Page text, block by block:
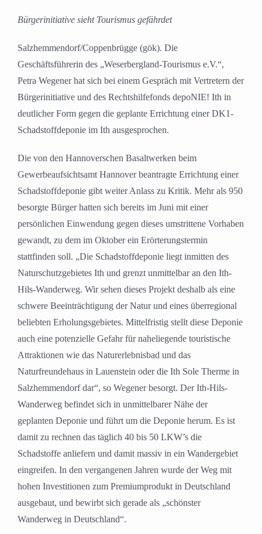
Bürgerinitiative sieht Tourismus gefährdet
Salzhemmendorf/Coppenbrügge (gök). Die
Geschäftsführerin des „Weserbergland-Tourismus e.V.“,
Petra Wegener hat sich bei einem Gespräch mit Vertretern der
Bürgerinitiative und des Rechtshilfefonds depoNIE! Ith in
deutlicher Form gegen die geplante Errichtung einer DK1-
Schadstoffdeponie im Ith ausgesprochen.
Die von den Hannoverschen Basaltwerken beim
Gewerbeaufsichtsamt Hannover beantragte Errichtung einer
Schadstoffdeponie gibt weiter Anlass zu Kritik. Mehr als 950
besorgte Bürger hatten sich bereits im Juni mit einer
persönlichen Einwendung gegen dieses umstrittene Vorhaben
gewandt, zu dem im Oktober ein Erörterungstermin
stattfinden soll. „Die Schadstoffdeponie liegt inmitten des
Naturschutzgebietes Ith und grenzt unmittelbar an den Ith-
Hils-Wanderweg. Wir sehen dieses Projekt deshalb als eine
schwere Beeinträchtigung der Natur und eines überregional
beliebten Erholungsgebietes. Mittelfristig stellt diese Deponie
auch eine potenzielle Gefahr für naheliegende touristische
Attraktionen wie das Naturerlebnisbad und das
Naturfreundehaus in Lauenstein oder die Ith Sole Therme in
Salzhemmendorf dar“, so Wegener besorgt. Der Ith-Hils-
Wanderweg befindet sich in unmittelbarer Nähe der
geplanten Deponie und führt um die Deponie herum. Es ist
damit zu rechnen das täglich 40 bis 50 LKW’s die
Schadstoffe anliefern und damit massiv in ein Wandergebiet
eingreifen. In den vergangenen Jahren wurde der Weg mit
hohen Investitionen zum Premiumprodukt in Deutschland
ausgebaut, und bewirbt sich gerade als „schönster
Wanderweg in Deutschland“.